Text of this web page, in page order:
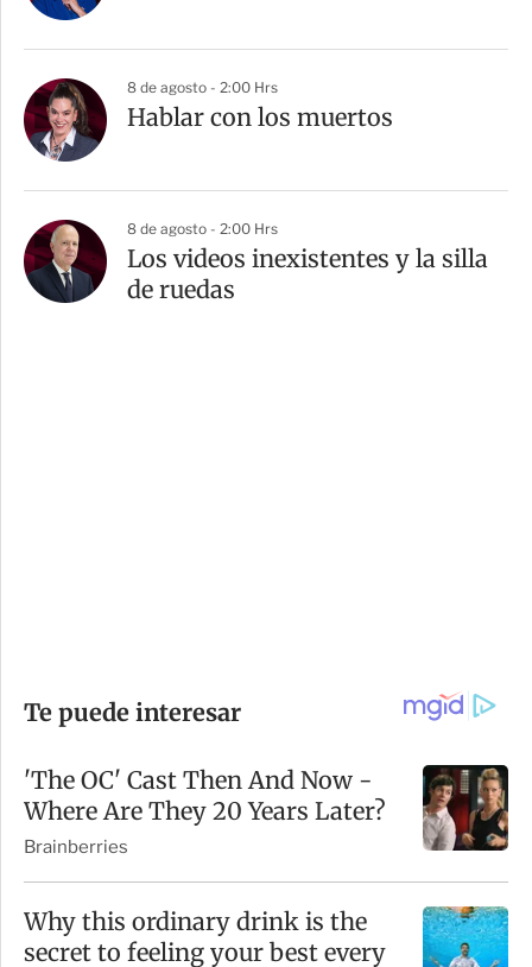
8 de agosto - 2:00 Hrs
Hablar con los muertos
8 de agosto - 2:00 Hrs
Los videos inexistentes y la silla
de ruedas